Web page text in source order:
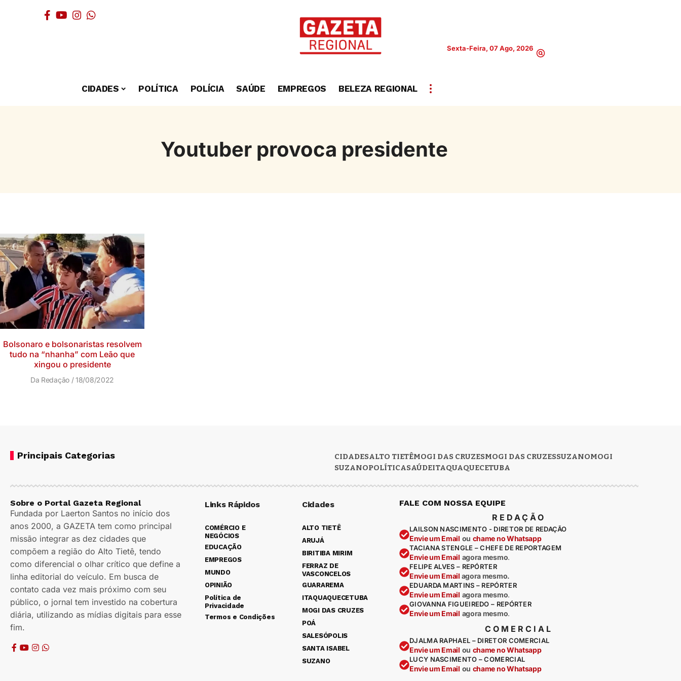
Sexta-Feira, 07 Ago, 2026
CIDADES POLÍTICA POLÍCIA SAÚDE EMPREGOS BELEZA REGIONAL
Youtuber provoca presidente
Bolsonaro e bolsonaristas resolvem
tudo na “nhanha” com Leão que
xingou o presidente
Da Redação 18/08/2022
Principais Categorias CIDADESALTO TIETÊMOGI DAS CRUZESMOGI DAS CRUZESSUZANOMOGI
SUZANOPOLÍTICASAÚDEITAQUAQUECETUBA
Sobre o Portal Gazeta Regional
Fundada por Laerton Santos no início dos
anos 2000, a GAZETA tem como principal
missão integrar as dez cidades que
compõem a região do Alto Tietê, tendo
como diferencial o olhar crítico que define a
linha editorial do veículo. Em busca de
contato cada vez mais próximo com seu
público, o jornal tem investido na cobertura
diária, utilizando as mídias digitais para esse
fim.
Links Rápidos
COMÉRCIO E
NEGÓCIOS
EDUCAÇÃO
EMPREGOS
MUNDO
OPINIÃO
Política de
Privacidade
Termos e Condições
Cidades
ALTO TIETÊ
ARUJÁ
BIRITIBA MIRIM
FERRAZ DE
VASCONCELOS
GUARAREMA
ITAQUAQUECETUBA
MOGI DAS CRUZES
POÁ
SALESÓPOLIS
SANTA ISABEL
SUZANO
FALE COM NOSSA EQUIPE
REDAÇÃO
LAILSON NASCIMENTO - DIRETOR DE REDAÇÃO
Envie um Email ou chame no Whatsapp
TACIANA STENGLE – CHEFE DE REPORTAGEM
Envie um Email agora mesmo.
FELIPE ALVES – REPÓRTER
Envie um Email agora mesmo.
EDUARDA MARTINS – REPÓRTER
Envie um Email agora mesmo.
GIOVANNA FIGUEIREDO – REPÓRTER
Envie um Email agora mesmo.
COMERCIAL
DJALMA RAPHAEL – DIRETOR COMERCIAL
Envie um Email ou chame no Whatsapp
LUCY NASCIMENTO – COMERCIAL
Envie um Email ou chame no Whatsapp